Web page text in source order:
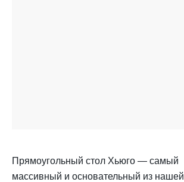
Прямоугольный стол Хьюго — самый
массивный и основательный из нашей